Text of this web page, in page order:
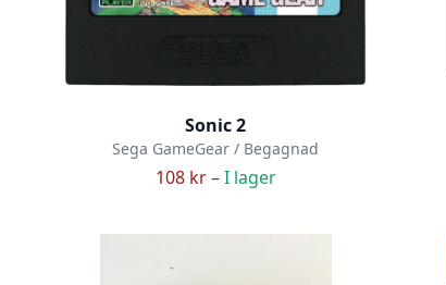
Sonic 2
Sega GameGear / Begagnad
108 kr –I lager